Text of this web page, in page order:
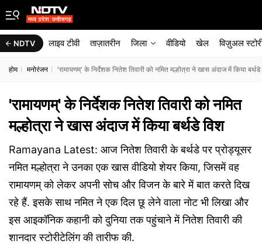
NDTV लाइव टीवी ताज़ातरीन जिला वीडियो खेल विज़ुअल
होम मनोरंजन 'रामायणम्' के निर्देशक नितेश तिवारी को नमित मल्होत्रा ने खास अंदाज में किया बर्थडे
'रामायणम्' के निर्देशक नितेश तिवारी को नमित
मल्होत्रा ने खास अंदाज में किया बर्थडे विश
Ramayana Latest: आज नितेश तिवारी के बर्थडे पर प्रोड्यूसर
नमित मल्होत्रा ने उनका एक खास वीडियो शेयर किया, जिसमें वह
रामायणम् को लेकर अपनी सोच और विजन के बारे में बात करते दिख
रहे हैं. इसके साथ नमित ने एक दिल छू लेने वाला नोट भी लिखा और
इस आइकॉनिक कहानी को दुनिया तक पहुंचाने में नितेश तिवारी की
शानदार स्टोरीटेलिंग की तारीफ की.